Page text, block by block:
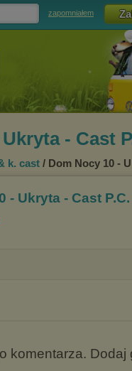
zapomniałem
- Cast
k. cast / Dom Nocy 10 -
- Ukryta - Cast
komentarza. Dodaj